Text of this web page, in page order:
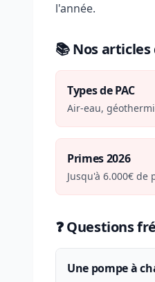
l'année.
📚 Nos
Types de PAC
Air-eau,
Primes 2026
Jusqu'à 6.000€ de
❓ Questions
Une pompe à